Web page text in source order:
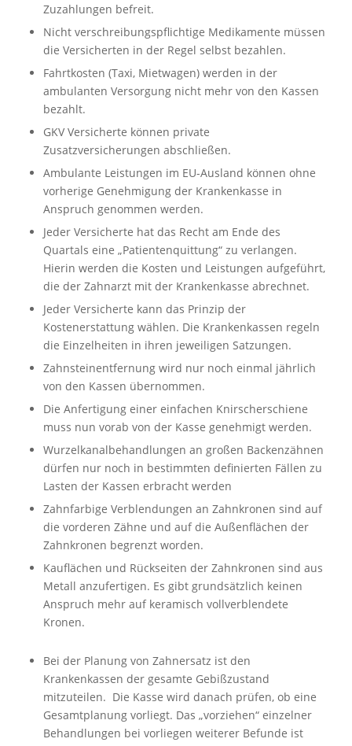
Zuzahlungen befreit.
Nicht verschreibungspflichtige Medikamente müssen
die Versicherten in der Regel selbst bezahlen.
Fahrtkosten (Taxi, Mietwagen) werden in der
ambulanten Versorgung nicht mehr von den Kassen
bezahlt.
GKV Versicherte können private
Zusatzversicherungen abschließen.
Ambulante Leistungen im EU-Ausland können ohne
vorherige Genehmigung der Krankenkasse in
Anspruch genommen werden.
Jeder Versicherte hat das Recht am Ende des
Quartals eine „Patientenquittung“ zu verlangen.
Hierin werden die Kosten und Leistungen aufgeführt,
die der Zahnarzt mit der Krankenkasse abrechnet.
Jeder Versicherte kann das Prinzip der
Kostenerstattung wählen. Die Krankenkassen regeln
die Einzelheiten in ihren jeweiligen Satzungen.
Zahnsteinentfernung wird nur noch einmal jährlich
von den Kassen übernommen.
Die Anfertigung einer einfachen Knirscherschiene
muss nun vorab von der Kasse genehmigt werden.
Wurzelkanalbehandlungen an großen Backenzähnen
dürfen nur noch in bestimmten definierten Fällen zu
Lasten der Kassen erbracht werden
Zahnfarbige Verblendungen an Zahnkronen sind auf
die vorderen Zähne und auf die Außenflächen der
Zahnkronen begrenzt worden.
Kauflächen und Rückseiten der Zahnkronen sind aus
Metall anzufertigen. Es gibt grundsätzlich keinen
Anspruch mehr auf keramisch vollverblendete
Kronen.
Bei der Planung von Zahnersatz ist den
Krankenkassen der gesamte Gebißzustand
mitzuteilen. Die Kasse wird danach prüfen, ob eine
Gesamtplanung vorliegt. Das „vorziehen“ einzelner
Behandlungen bei vorliegen weiterer Befunde ist